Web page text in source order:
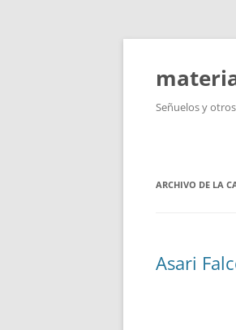
Saltar
Señuelos y
ARCHIVO DE LA
Asari